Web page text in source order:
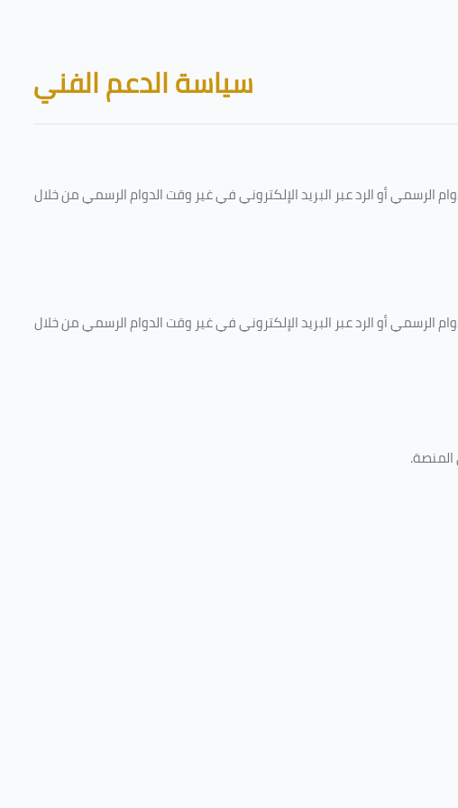
Blocks
سياسة الدعم الفني
أو الرد عبر البريد الإلكتروني في غير وقت الدوام الرسمي من خلال
أو الرد عبر البريد الإلكتروني في غير وقت الدوام الرسمي من خلال
المنصة.